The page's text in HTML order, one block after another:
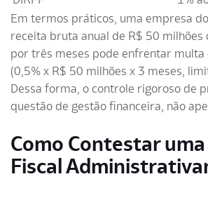
Em termos práticos, uma empresa
receita bruta anual de R$ 50 milhões
por três meses pode enfrentar multa
(0,5% x R$ 50 milhões x 3 meses,
Dessa forma, o controle rigoroso de
questão de gestão financeira, não
Como Contestar
Fiscal